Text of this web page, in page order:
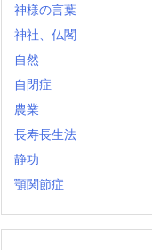
神様の言葉
神社、仏閣
自然
自閉症
農業
長寿長生法
静功
顎関節症